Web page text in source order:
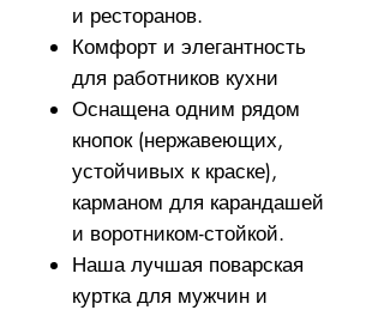
и ресторанов.
Комфорт и элегантность
для работников кухни
Оснащена одним рядом
кнопок (нержавеющих,
устойчивых к краске),
карманом для карандашей
и воротником-стойкой.
Наша лучшая поварская
куртка для мужчин и